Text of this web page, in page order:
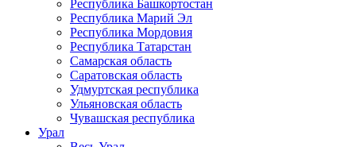
Республика Башкортостан
Республика Марий Эл
Республика Мордовия
Республика Татарстан
Самарская область
Саратовская область
Удмуртская республика
Ульяновская область
Чувашская республика
Урал